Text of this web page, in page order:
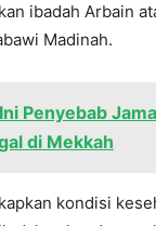
ibadah Arbain
Madinah.
Ini Penyebab
di Mekkah
kondisi